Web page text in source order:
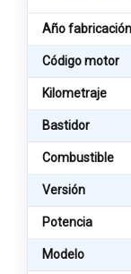
Año fabricación
Código motor
Kilometraje
Bastidor
Combustible
Versión
Potencia
Modelo